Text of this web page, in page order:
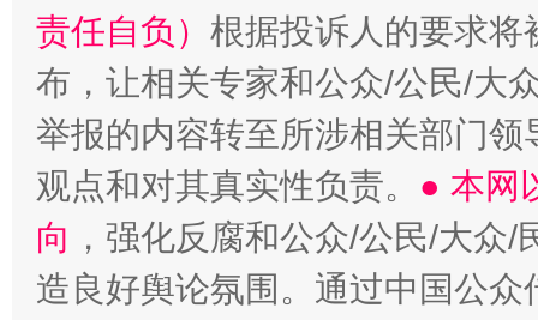
责任自负） 根据投诉人的要求将
布，让相关专家和公众/公民/大
举报的内容转至所涉相关部门
观点和对其真实性负责。 ● 本网
向 ，强化反腐和公众/公民/大众
造良好舆论氛围。通过中国公